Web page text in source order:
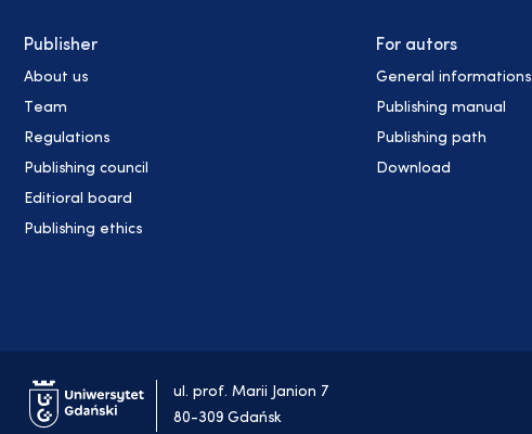
Publisher
About us
Team
Regulations
Publishing council
Editioral board
Publishing ethics
For autors
General informations
Publishing manual
Publishing path
Download
ul. prof. Marii Janion 7
80-309 Gdańsk